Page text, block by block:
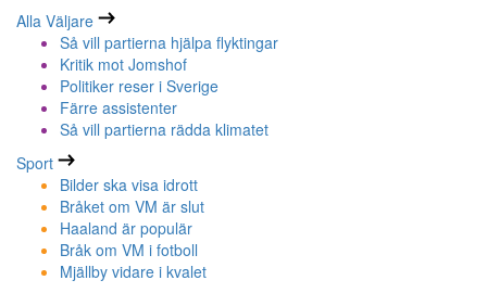
Alla Väljare
Så vill partierna hjälpa flyktingar
Kritik mot Jomshof
Politiker reser i Sverige
Färre assistenter
Så vill partierna rädda klimatet
Sport
Bilder ska visa idrott
Bråket om VM är slut
Haaland är populär
Bråk om VM i fotboll
Mjällby vidare i kvalet